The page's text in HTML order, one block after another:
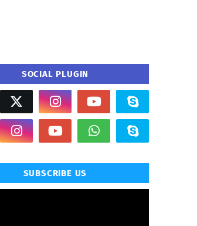
SOCIAL PLUGIN
SUBSCRIBE US